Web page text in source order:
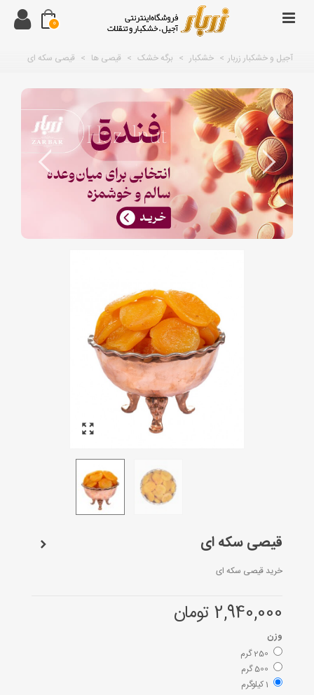
0
آجیل و خشکبار زربار > خشکبار > برگه خشک > قیصی ها > قیصی سکه ای
قیصی سکه ای
خرید قیصی سکه ای
2,940,000 تومان
وزن
250 گرم
500 گرم
1 کیلوگرم